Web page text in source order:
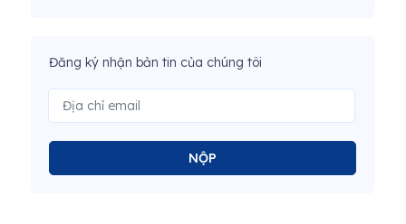
Đăng ký nhận bản tin của chúng tôi
NỘP